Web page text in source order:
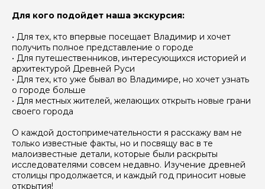
Для кого подойдет наша экскурсия:
• Для тех, кто впервые посещает Владимир и хочет
получить полное представление о городе
• Для путешественников, интересующихся историей и
архитектурой Древней Руси
• Для тех, кто уже бывал во Владимире, но хочет узнать
о городе больше
• Для местных жителей, желающих открыть новые грани
своего города
О каждой достопримечательности я расскажу вам не
только известные факты, но и посвящу вас в те
малоизвестные детали, которые были раскрыты
исследователями совсем недавно. Изучение древней
столицы продолжается, и каждый год приносит новые
открытия!
Я даю своё согласие на обработку персональных
данных
Отправить